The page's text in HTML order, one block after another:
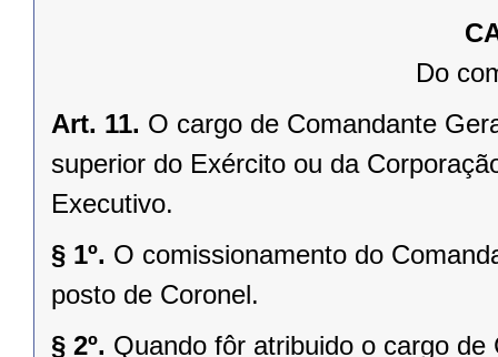
Do
Art. 11. O cargo de Comandante
superior do Exército ou da
Executivo.
§ 1º. O comissionamento do
posto de Coronel.
§ 2º. Quando fôr atribuido o cargo